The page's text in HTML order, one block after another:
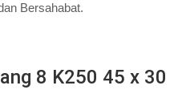
Bersahabat.
8 K250 45 x 30